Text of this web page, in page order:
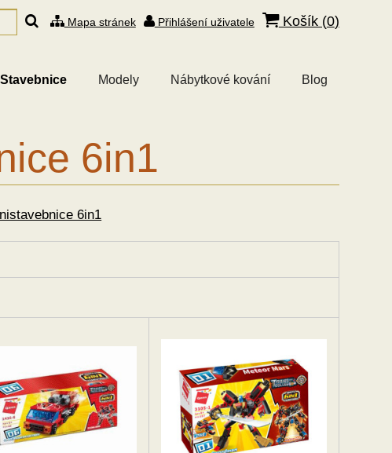
Mapa stránek Přihlášení uživatele Košík (0)
Stavebnice Modely Nábytkové kování Blog
6in1
6in1